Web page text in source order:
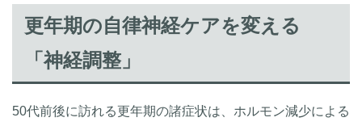
更年期の自律神経ケアを変える
「神経調整」
50代前後に訪れる更年期の諸症状は、ホルモン減少による